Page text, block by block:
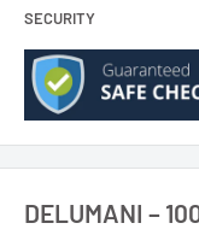
neuroştiinţa ar avea
Titlu: Creierul
Subtitlu: Povestea
An apariție: 2018
Pagini: 240
SECURITY
DELUMANI –